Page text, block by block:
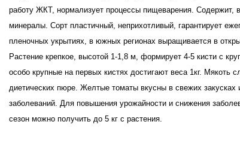
работу ЖКТ, нормализует процессы пищеварения.
минералы. Сорт пластичный, неприхотливый, гарантирует
пленочных укрытиях, в южных регионах выращивается в
Растение крепкое, высотой 1-1,8 м, формирует 4-5 кисти с
особо крупные на первых кистях достигают веса 1кг. Мякоть
диетических пюре. Желтые томаты вкусны в свежих
заболеваний. Для повышения урожайности и снижения
сезон можно получить до 5 кг с растения.